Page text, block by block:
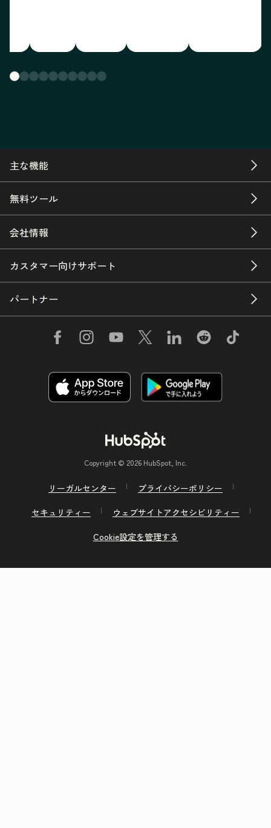
主な機能
無料ツール
会社情報
カスタマー向けサポート
パートナー
Copyright © 2026 HubSpot, Inc.
リーガルセンター
プライバシーポリシー
セキュリティー
ウェブサイトアクセシビリティー
Cookie設定を管理する